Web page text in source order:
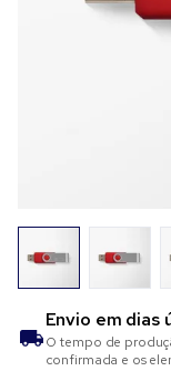
Envio em dias
O tempo de
confirmada e os